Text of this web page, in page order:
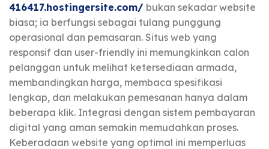
416417.hostingersite.com/ bukan sekadar website
biasa; ia berfungsi sebagai tulang punggung
operasional dan pemasaran. Situs web yang
responsif dan user-friendly ini memungkinkan calon
pelanggan untuk melihat ketersediaan armada,
membandingkan harga, membaca spesifikasi
lengkap, dan melakukan pemesanan hanya dalam
beberapa klik. Integrasi dengan sistem pembayaran
digital yang aman semakin memudahkan proses.
Keberadaan website yang optimal ini memperluas